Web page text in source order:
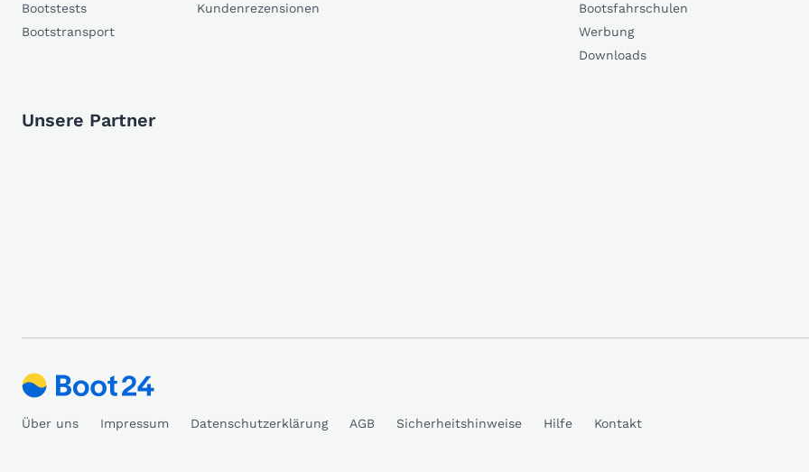
Bootstests
Bootstransport
Kundenrezensionen
Bootsfahrschulen
Werbung
Downloads
Unsere Partner
Über uns Impressum Datenschutzerklärung AGB Sicherheitshinweise Hilfe Kontakt